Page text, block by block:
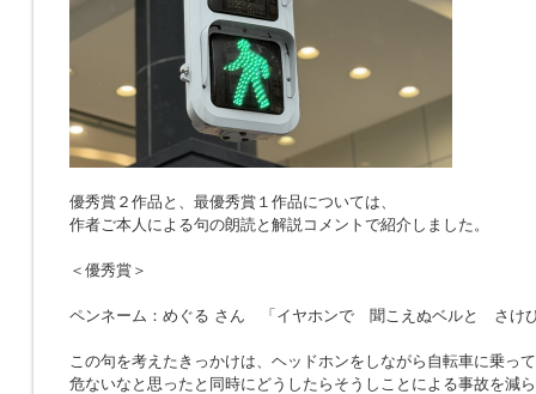
優秀賞２作品と、最優秀賞１作品については、
作者ご本人による句の朗読と解説コメントで紹介しました。
＜優秀賞＞
ペンネーム：めぐる さん 「イヤホンで 聞こえぬベルと さけ
この句を考えたきっかけは、ヘッドホンをしながら自転車に乗っ
危ないなと思ったと同時にどうしたらそうしことによる事故を減